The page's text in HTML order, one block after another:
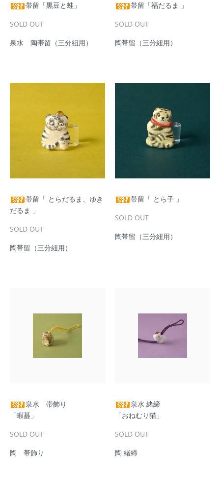
帯留「黒豆と蛙」
SOLD OUT
泉水 陶帯留（三分紐用）
帯留「福だるま 」
SOLD OUT
陶帯留（三分紐用）
帯留「 とらだるま、ゆき
だるま 」
SOLD OUT
陶帯留（三分紐用）
帯留「 とら子 」
SOLD OUT
陶帯留（三分紐用）
泉水 帯飾り
「蝦蟇」
SOLD OUT
陶 帯飾り
泉水 緒締
「おねむり猫」
SOLD OUT
陶 緒締